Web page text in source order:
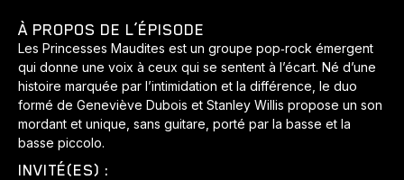
Animaux
À PROPOS DE L’ÉPISODE
Les Princesses Maudites est un groupe pop‑rock émergent
qui donne une voix à ceux qui se sentent à l’écart. Né d’une
histoire marquée par l’intimidation et la différence, le duo
formé de Geneviève Dubois et Stanley Willis propose un son
mordant et unique, sans guitare, porté par la basse et la
basse piccolo.
INVITÉ(ES) :